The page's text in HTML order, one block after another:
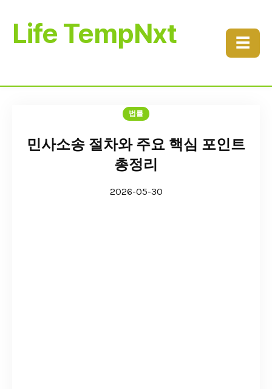
Life TempNxt ☰
법률
민사소송 절차와 주요 핵심 포인트
총정리
2026-05-30